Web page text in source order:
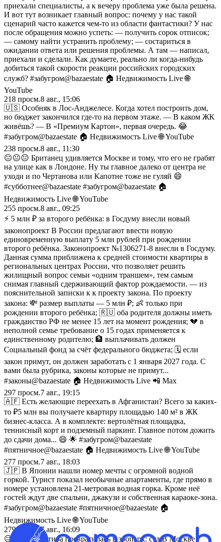
приехали специалисты, а к вечеру проблема уже была решена.
И вот тут возникает главный вопрос: почему у нас такой
сценарий часто кажется чем-то из области фантастики? У нас
после обращения можно успеть: — получить сорок отписок;
— самому найти устранить проблему; — состариться в
ожидании ответа или решения проблемы. А там — написал,
приехали и сделали. Как думаете, реально ли когда-нибудь
добиться такой скорости реакции российских городских
служб? #забугром@bazaestate 🏠 Недвижимость Live 🌐
YouTube
218 просм.8 авг., 15:06
🇺🇸 Особняк в Лос-Анджелесе. Когда хотел построить дом,
но бюджет закончился где-то на первом этаже. — В каком ЖК
живёшь? — В «Премиум Картон», первая очередь. 😂
#забугром@bazaestate 🏠 Недвижимость Live 🌐 YouTube
238 просм.8 авг., 11:30
😐😐😐 Британец удивляется Москве и тому, что его не грабят
на улице как в Лондоне. Ну ты главное далеко от центра не
уходи и по Чертанова или Капотне тоже не гуляй 😄
#субботнее@bazaestate #забугром@bazaestate 🏠
Недвижимость Live 🌐 YouTube
255 просм.8 авг., 09:25
⚡️ 5 млн ₽ за второго ребёнка: в Госдуму внесли новый
законопроект В России предлагают ввести новую
единовременную выплату 5 млн рублей при рождении
второго ребёнка. Законопроект №1306271-8 внесли в Госдуму.
Данная сумма приближена к средней стоимости квартиры в
региональных центрах России, что позволяет решить
жилищный вопрос семьи «одним траншем», тем самым
снимая главный сдерживающий фактор рождаемости. — из
пояснительной записки к к проекту закона. По проекту
закона: 💸 размер выплаты — 5 млн ₽; 👶 только при
рождении второго ребёнка; 🇷🇺 оба родителя должны иметь
гражданство РФ не менее 15 лет на момент рождения; 💔 в
неполной семье требование о 15 годах применяется к
единственному родителю; 🏦 выплачивать должен
Социальный фонд за счёт федерального бюджета; 🗓 если
закон примут, он должен заработать с 1 января 2027 года. С
вами была рубрика, законы которые не примут...
#законы@bazaestate 🏠 Недвижимость Live 📲 Max
297 просм.7 авг., 19:15
🇦🇫 Есть желающие переехать в Афганистан? Всего за каких-
то ₽5 млн вы получаете квартиру площадью 140 м² в ЖК
бизнес-класса. А в комплекте: вертолётная площадка,
теннисный корт и подземный паркинг. Главное потом дожить
до сдачи дома... 😄 🌟 #забугром@bazaestate
#пятничное@bazaestate 🏠 Недвижимость Live 🌐 YouTube
277 просм.7 авг., 18:03
🇯🇵 В Японии нашли номер мечты с огромной водной
горкой. Турист показал необычные апартаменты, где прямо в
номере установлена 21-метровая водная горка. Кроме неё
гостей ждут две спальни, джакузи и собственная караоке-зона.
#забугром@bazaestate #пятничное@bazaestate 🏠
Недвижимость Live 🌐 YouTube
279просм.7 авг., 16:09
😐😐😐 Квартира превратилась в зоопарк: суд В Москве